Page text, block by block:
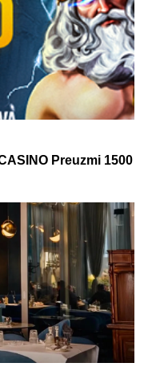
Preuzmi 1500